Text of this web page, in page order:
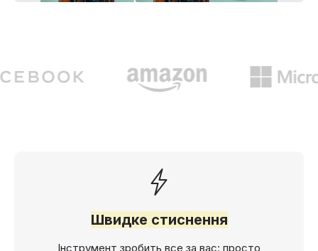
Швидке стиснення
Інструмент зробить все за вас: просто